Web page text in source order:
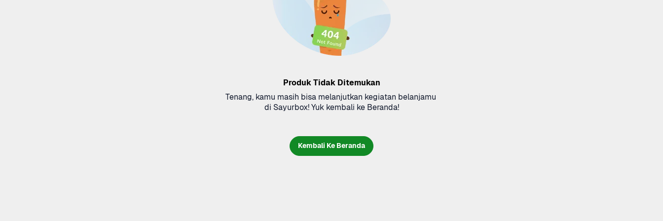
Produk Tidak Ditemukan
Tenang, kamu masih bisa melanjutkan kegiatan belanjamu
di Sayurbox! Yuk kembali ke Beranda!
Kembali Ke Beranda